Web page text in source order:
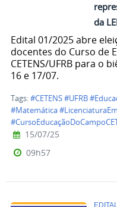
da
Edital 01/2025 abre
docentes do Curso de
CETENS/UFRB para o
16 e 17/07.
Tags:#CETENS #UFRB
#Matemática
15/07/25
09h57
EDITAL